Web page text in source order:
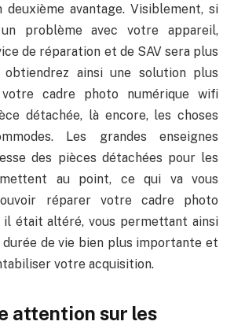
deuxième avantage. Visiblement, si
problème avec votre appareil,
de réparation et de SAV sera plus
obtiendrez ainsi une solution plus
cadre photo numérique wifi
détachée, là encore, les choses
Les grandes enseignes
des pièces détachées pour les
mettent au point, ce qui va vous
réparer votre cadre photo
il était altéré, vous permettant ainsi
durée de vie bien plus importante et
votre acquisition.
attention sur les